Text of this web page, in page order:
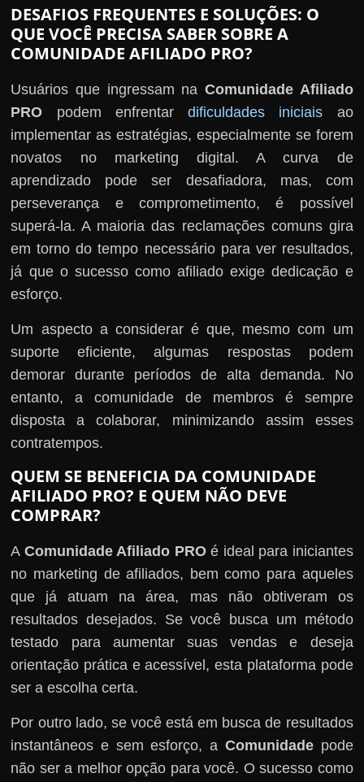
DESAFIOS FREQUENTES E SOLUÇÕES: O
QUE VOCÊ PRECISA SABER SOBRE A
COMUNIDADE AFILIADO PRO?
Usuários que ingressam na Comunidade Afiliado
PRO podem enfrentardificuldades iniciais ao
implementar as estratégias, especialmente se forem
novatos no marketing digital. A curva de
aprendizado pode ser desafiadora, mas, com
perseverança e comprometimento, é possível
superá-la. A maioria das reclamações comuns gira
em torno do tempo necessário para ver resultados,
já que o sucesso como afiliado exige dedicação e
esforço.
Um aspecto a considerar é que, mesmo com um
suporte eficiente, algumas respostas podem
demorar durante períodos de alta demanda. No
entanto, a comunidade de membros é sempre
disposta a colaborar, minimizando assim esses
contratempos.
QUEM SE BENEFICIA DA COMUNIDADE
AFILIADO PRO? E QUEM NÃO DEVE
COMPRAR?
A Comunidade Afiliado PROé ideal para iniciantes
no marketing de afiliados, bem como para aqueles
que já atuam na área, mas não obtiveram os
resultados desejados. Se você busca um método
testado para aumentar suas vendas e deseja
orientação prática e acessível, esta plataforma pode
ser a escolha certa.
Por outro lado, se você está em busca de resultados
instantâneos e sem esforço, a Comunidadepode
não ser a melhor opção para você. O sucesso como